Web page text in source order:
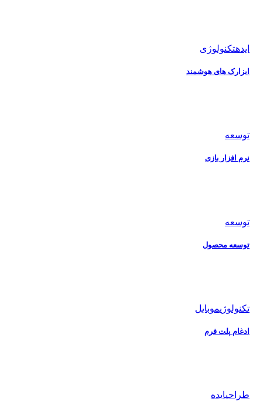
ایدهتکنولوژی
ابزارک های هوشمند
توسعه
نرم افزار بازی
توسعه
توسعه محصول
تکنولوژیموبایل
ادغام پلت فرم
طراحیایده